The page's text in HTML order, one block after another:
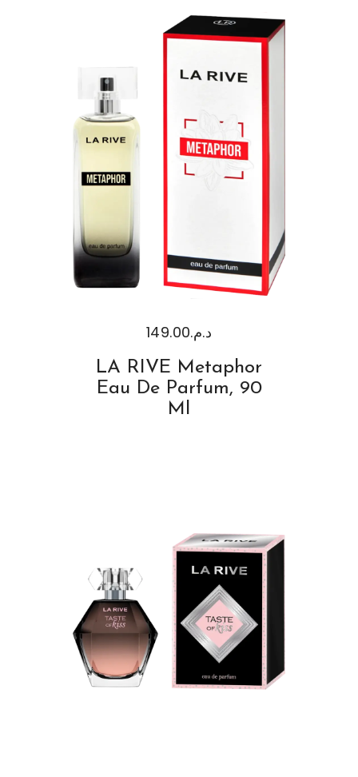
د.م.149.00
LA RIVE Metaphor
Eau De Parfum, 90
Ml